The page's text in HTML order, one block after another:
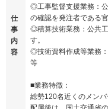
仕
事
内
容
◎工事監督支援業務：
の確認を発注者である
◎積算技術業務：公共
す。
◎技術資料作成等業務
等
■業務特徴：
総勢120名近くのメン